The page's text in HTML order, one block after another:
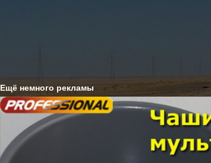
Ещё немного рекламы